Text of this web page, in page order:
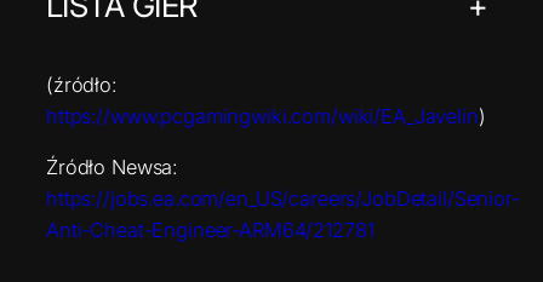
(źródło:
https://www.pcgamingwiki.com/wiki/EA_Javelin)
Źródło Newsa:
https://jobs.ea.com/en_US/careers/JobDetail/Senior-
Anti-Cheat-Engineer-ARM64/212781